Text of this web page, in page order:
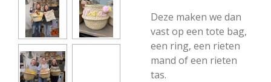
Deze maken we dan
vast op een tote bag,
een ring, een rieten
mand of een rieten
tas.